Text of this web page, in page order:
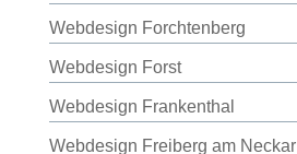
Webdesign Forchtenberg
Webdesign Forst
Webdesign Frankenthal
Webdesign Freiberg am Neckar